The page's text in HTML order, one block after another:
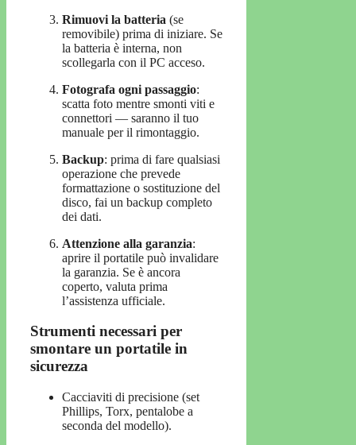
Rimuovi la batteria (se
removibile) prima di iniziare. Se
la batteria è interna, non
scollegarla con il PC acceso.
Fotografa ogni passaggio:
scatta foto mentre smonti viti e
connettori — saranno il tuo
manuale per il rimontaggio.
Backup: prima di fare qualsiasi
operazione che prevede
formattazione o sostituzione del
disco, fai un backup completo
dei dati.
Attenzione alla garanzia:
aprire il portatile può invalidare
la garanzia. Se è ancora
coperto, valuta prima
l’assistenza ufficiale.
Strumenti necessari per
smontare un portatile in
sicurezza
Cacciaviti di precisione (set
Phillips, Torx, pentalobe a
seconda del modello).